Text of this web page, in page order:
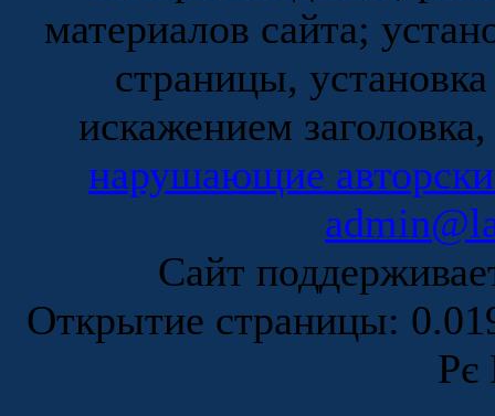
материалов сайта;
страницы,
искажением
нарушающие
Сайт
Открытие страницы:
Рє